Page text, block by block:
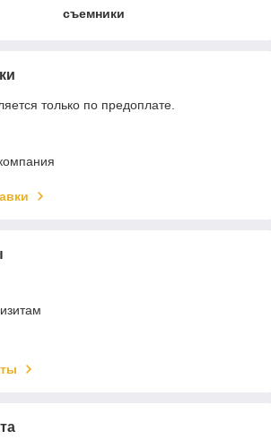
съемники
только по предоплате.